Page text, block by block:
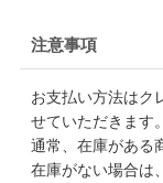
注意事項
お支払い方法はク
せていただきます。
通常、在庫がある
在庫がない場合は